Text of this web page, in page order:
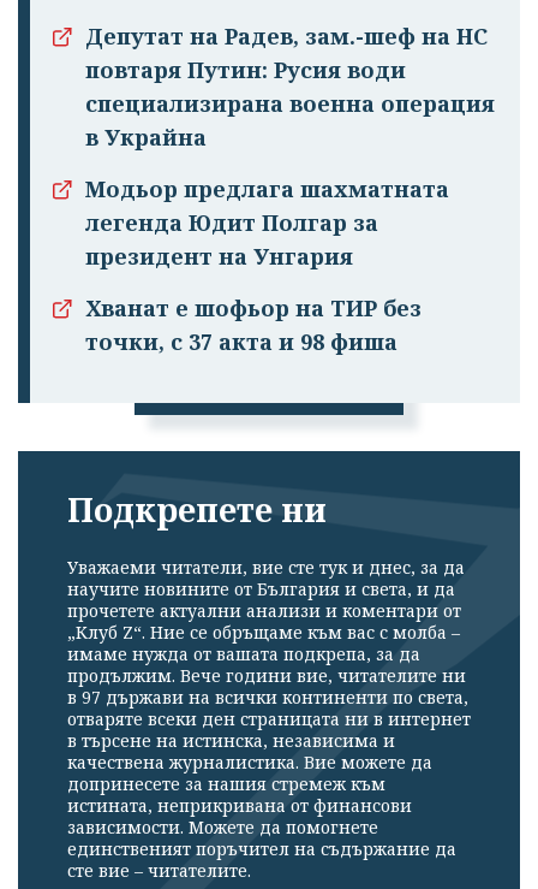
Успешно
излязохте от
профила си!
Депутат на Радев, зам.-шеф на НС
повтаря Путин: Русия води
специализирана военна операция
в Украйна
Модьор предлага шахматната
легенда Юдит Полгар за
президент на Унгария
Хванат е шофьор на ТИР без
точки, с 37 акта и 98 фиша
Подкрепете ни
Уважаеми читатели, вие сте тук и днес, за да
научите новините от България и света, и да
прочетете актуални анализи и коментари от
„Клуб Z“. Ние се обръщаме към вас с молба –
имаме нужда от вашата подкрепа, за да
продължим. Вече години вие, читателите ни
в 97 държави на всички континенти по света,
отваряте всеки ден страницата ни в интернет
в търсене на истинска, независима и
качествена журналистика. Вие можете да
допринесете за нашия стремеж към
истината, неприкривана от финансови
зависимости. Можете да помогнете
единственият поръчител на съдържание да
сте вие – читателите.